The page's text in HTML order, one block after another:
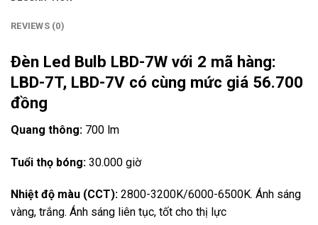
REVIEWS (0)
Đèn Led Bulb LBD-7W với 2 mã hàng:
LBD-7T, LBD-7V có cùng mức giá 56.700
đồng
Quang thông: 700 lm
Tuổi thọ bóng: 30.000 giờ
Nhiệt độ màu (CCT): 2800-3200K/6000-6500K. Ánh sáng
vàng, trắng. Ánh sáng liên tục, tốt cho thị lực